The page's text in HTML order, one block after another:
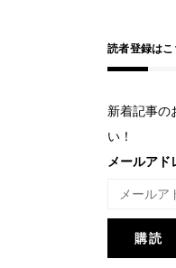
読者登録はこ
新着記事の
い！
メールアド